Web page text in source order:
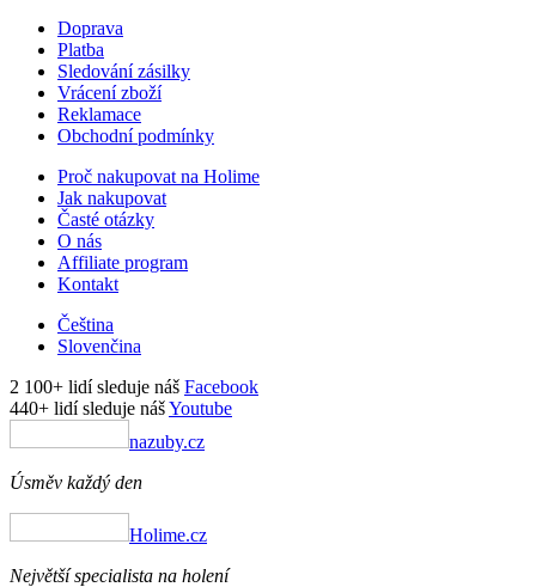
Doprava
Platba
Sledování zásilky
Vrácení zboží
Reklamace
Obchodní podmínky
Proč nakupovat na Holime
Jak nakupovat
Časté otázky
O nás
Affiliate program
Kontakt
Čeština
Slovenčina
2 100+ lidí sleduje náš Facebook
440+ lidí sleduje nášYoutube
nazuby.cz
Úsměv každý den
Holime.cz
Největší specialista na holení